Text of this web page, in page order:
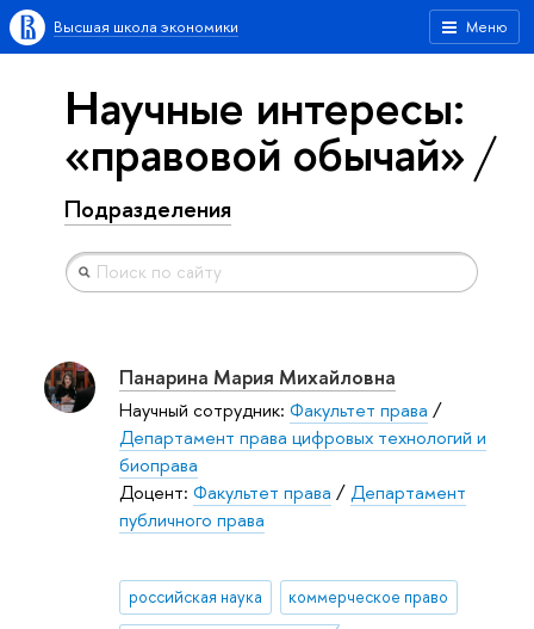
Меню
Высшая школа экономики
Научные интересы:
«правовой обычай»
Подразделения
Панарина Мария Михайловна
Научный сотрудник: Факультет права /
Департамент права цифровых технологий и
биоправа
Доцент: Факультет права /Департамент
публичного права
российская наука коммерческое право